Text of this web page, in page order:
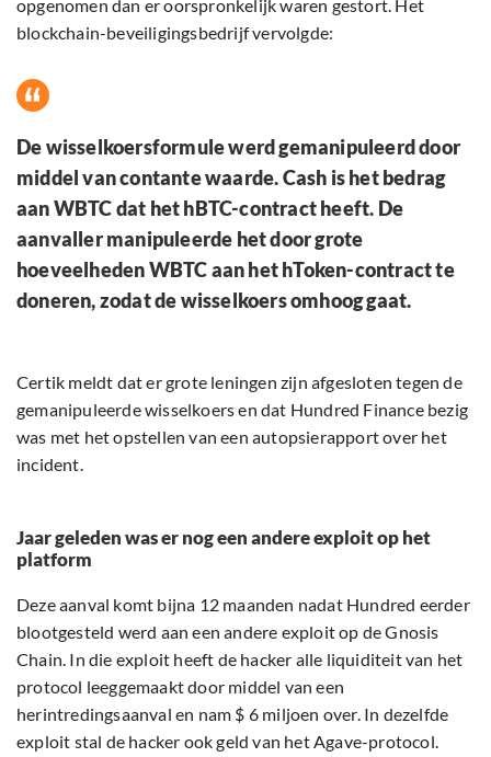
opgenomen dan er oorspronkelijk waren gestort. Het
blockchain-beveiligingsbedrijf vervolgde:
De wisselkoersformule werd gemanipuleerd door
middel van contante waarde. Cash is het bedrag
aan WBTC dat het hBTC-contract heeft. De
aanvaller manipuleerde het door grote
hoeveelheden WBTC aan het hToken-contract te
doneren, zodat de wisselkoers omhoog gaat.
Certik meldt dat er grote leningen zijn afgesloten tegen de
gemanipuleerde wisselkoers en dat Hundred Finance bezig
was met het opstellen van een autopsierapport over het
incident.
Jaar geleden was er nog een andere exploit op het
platform
Deze aanval komt bijna 12 maanden nadat Hundred eerder
blootgesteld werd aan een andere exploit op de Gnosis
Chain. In die exploit heeft de hacker alle liquiditeit van het
protocol leeggemaakt door middel van een
herintredingsaanval en nam $ 6 miljoen over. In dezelfde
exploit stal de hacker ook geld van het Agave-protocol.